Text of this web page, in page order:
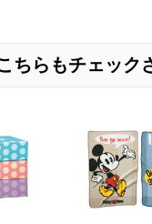
ちらもチェック